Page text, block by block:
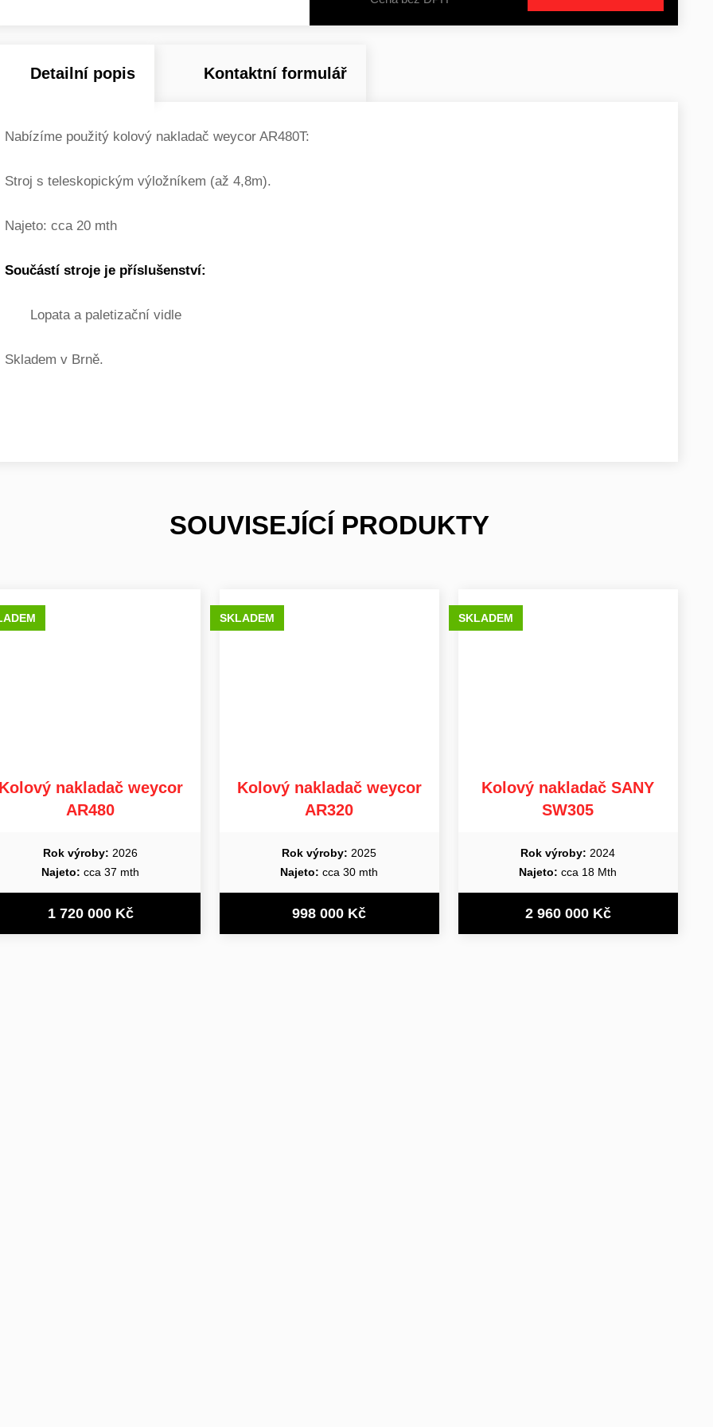
Detailní popis Kontaktní formulář
Nabízíme použitý kolový nakladač weycor AR480T:
Stroj s teleskopickým výložníkem (až 4,8m).
Najeto: cca 20 mth
Součástí stroje je příslušenství:
Lopata a paletizační vidle
Skladem v Brně.
SOUVISEJÍCÍ PRODUKTY
nakladač weycor
AR480
Rok výroby: 2026
Najeto: cca 37 mth
1 720 000 Kč
SKLADEM
Kolový nakladač weycor
AR320
Rok výroby: 2025
Najeto: cca 30 mth
998 000 Kč
SKLADEM
Kolový nakladač SANY
SW305
Rok výroby: 2024
Najeto: cca 18 Mth
2 960 000 Kč